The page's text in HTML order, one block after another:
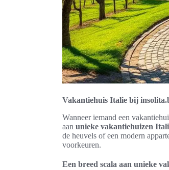
Vakantiehuis Italie bij
Wanneer iemand een
aan unieke vakantiehuizen
de heuvels of een modern
voorkeuren.
Een breed scala aan unieke